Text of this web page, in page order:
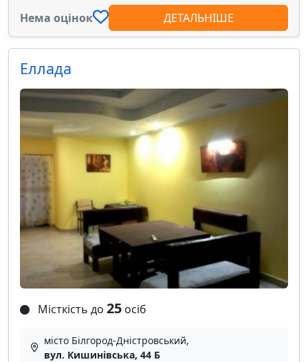
Нема оцінок ДЕТАЛЬНІШЕ
Еллада
Місткість до 25 осіб
місто Білгород-Дністровський,
вул. Кишинівська, 44 Б